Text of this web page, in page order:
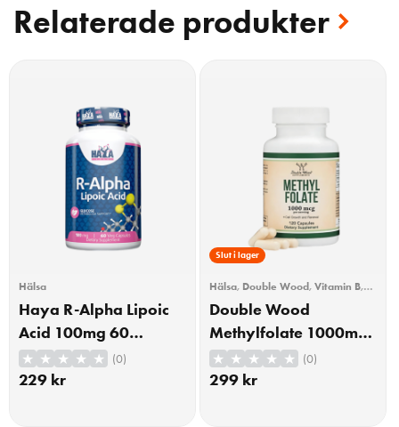
Relaterade produkter
Hälsa
Haya R-Alpha Lipoic
Acid 100mg 60
Kapslar
(0)
229 kr
Slut i lager
Hälsa, Double Wood, Vitamin B,
Vitaminer
Vitaminer & Mineraler
Double Wood
Methylfolate 1000mcg
120 Kapslar (0)
299 kr